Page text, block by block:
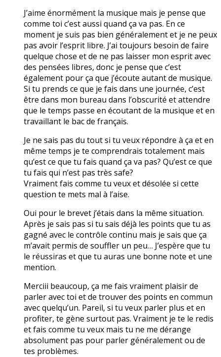
J’aime énormément la musique mais je pense que
comme toi c’est aussi quand ça va pas. En ce
moment je suis pas bien généralement et je ne peux
pas avoir l’esprit libre. J’ai toujours besoin de faire
quelque chose et de ne pas laisser mon esprit avec
des pensées libres, donc je pense que c’est
également pour ça que j’écoute autant de musique.
Si tu prends ce que je fais dans une journée, c’est
être dans mon bureau dans l’obscurité et attendre
que le temps passe en écoutant de la musique et en
travaillant le bac de français.
Je ne sais pas du tout si tu veux répondre à ça et en
même temps je te comprendrais totalement mais
qu’est ce que tu fais quand ça va pas? Qu’est ce que
tu fais qui n’est pas très safe?
Vraiment fais comme tu veux et désolée si cette
question te mets mal à l’aise.
Oui pour le brevet j’étais dans la même situation.
Après je sais pas si tu sais déjà les points que tu as
gagné avec le contrôle continu mais je sais que ça
m’avait permis de souffler un peu… J’espère que tu
le réussiras et que tu auras une bonne note et une
mention.
Merciii beaucoup, ça me fais vraiment plaisir de
parler avec toi et de trouver des points en commun
avec quelqu’un. Pareil, si tu veux parler plus et en
profiter, te gène surtout pas. Vraiment je te le redis
et fais comme tu veux mais tu ne me dérange
absolument pas pour parler généralement ou de
tes problèmes.